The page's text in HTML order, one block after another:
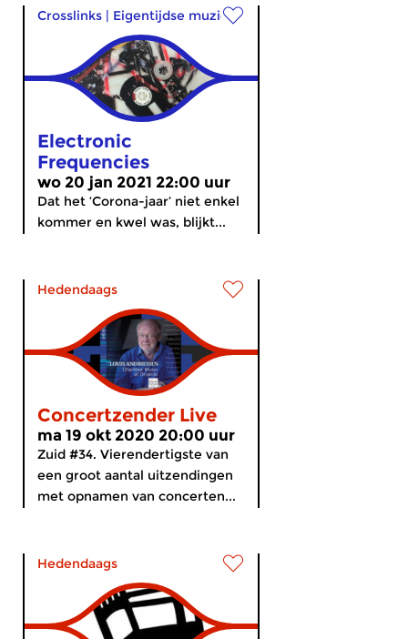
Crosslinks | Eigentijdse muziek
Electronic
Frequencies
wo 20 jan 2021 22:00 uur
Dat het ‘Corona-jaar’ niet enkel
kommer en kwel was, blijkt...
Hedendaags
Concertzender Live
ma 19 okt 2020 20:00 uur
Zuid #34. Vierendertigste van
een groot aantal uitzendingen
met opnamen van concerten...
Hedendaags